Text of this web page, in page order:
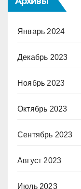
Январь 2024
Декабрь 2023
Ноябрь 2023
Октябрь 2023
Сентябрь 2023
Август 2023
Июль 2023